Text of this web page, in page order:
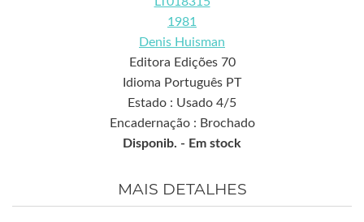
1981
Denis Huisman
Editora Edições 70
Idioma Português PT
Estado : Usado 4/5
Encadernação : Brochado
Disponib. - Em stock
MAIS DETALHES